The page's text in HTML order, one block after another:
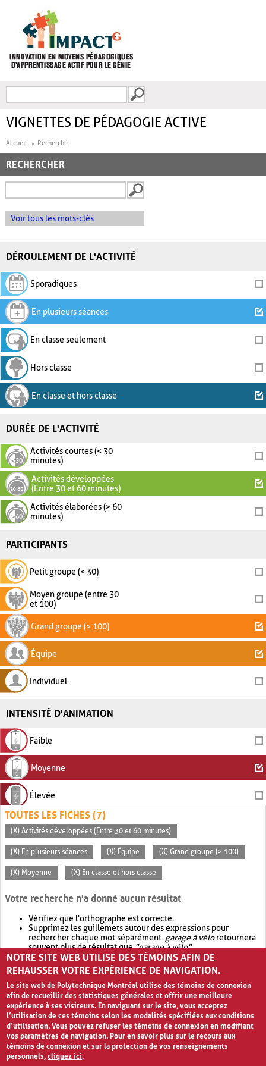
FORMULAIRE DE
VIGNETTES DE PÉDAGOGIE ACTIVE
Accueil Recherche
RECHERCHER
Voir tous les mots-clés
DÉROULEMENT DE L'ACTIVITÉ
Sporadiques
En plusieurs séances
En classe seulement
Hors classe
En classe et hors classe
DURÉE DE L'ACTIVITÉ
Activités courtes (< 30
minutes)
Activités développées
(Entre 30 et 60 minutes)
Activités élaborées (> 60
minutes)
PARTICIPANTS
Petit groupe (< 30)
Moyen groupe (entre 30
et 100)
Grand groupe (> 100)
Équipe
Individuel
INTENSITÉ D'ANIMATION
Faible
Moyenne
Élevée
TOUTES LES FICHES (7)
(X) Activités développées (Entre 30 et 60 minutes)
(X) En plusieurs séances (X) Équipe (X) Grand groupe (> 100)
(X) Moyenne (X) En classe et hors classe
Votre recherche n'a donné aucun résultat
Vérifiez que l'orthographe est correcte.
Supprimez les guillemets autour des expressions pour
rechercher chaque mot séparément. garage à véloretournera
souvent plus de résultat que"garage à vélo".
Envisagez d'élargir votre recherche avec OR.garage OR vélo
retournera souvent plus de résultat quegarage à vélo
NOTRE SITE WEB UTILISE DES TÉMOINS AFIN DE
REHAUSSER VOTRE EXPÉRIENCE DE NAVIGATION.
Le site web de Polytechnique Montréal utilise des témoins de connexion
afin de recueillir des statistiques générales et offrir une meilleure
expérience à ses visiteurs. En naviguant sur le site, vous acceptez
l’utilisation de ces témoins selon les modalités spécifiées aux conditions
d’utilisation. Vous pouvez refuser les témoins de connexion en modifiant
vos paramètres de navigation. Pour en savoir plus sur le recours aux
témoins de connexion et sur la protection de vos renseignements
personnels,cliquez ici.